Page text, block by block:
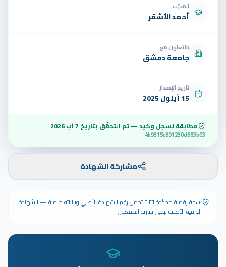
المدرّب
أحمد الأشقر
بالتعاون مع
جامعة دمشق
تاريخ الإصدار
15 أيلول 2025
مطابقة لسجل وكيد — تم التحقّق بتاريخ 7 آب 2026
4b9315c891230d683b03
مشاركة الشهادة
نسخة رقمية مجدَّدة ٢٠٢٦ تحمل رقم الشهادة الأصلي وبياناته كاملة — الشهادة
الورقية الأصلية تبقى سارية المفعول.